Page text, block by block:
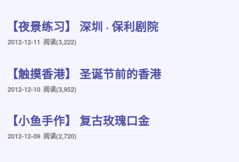
【夜景练习】 深圳 · 保利剧院
发
2012-12-11 阅读(3,222)
【触摸香港】 圣诞节前的香港
发
2012-12-10 阅读(3,952)
【小鱼手作】 复古玫瑰口金
发
2012-12-09 阅读(2,720)